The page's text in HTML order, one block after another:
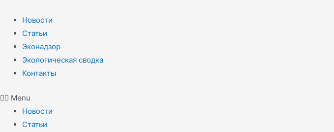
содержимому
Новости
Статьи
Эконадзор
Экологическая сводка
Контакты
Menu
Новости
Статьи